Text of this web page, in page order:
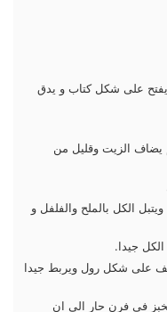
على شكل كتاب و يدق
يضاف الزيت وقليل من
الكل بالملح والفلفل و
جيدا.
على شكل رول ويربط جيدا
في فرن حار الى ان